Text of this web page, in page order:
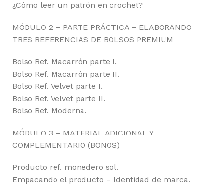
¿Cómo leer un patrón en crochet?
MÓDULO 2 – PARTE PRÁCTICA – ELABORANDO
TRES REFERENCIAS DE BOLSOS PREMIUM
Bolso Ref. Macarrón parte I.
Bolso Ref. Macarrón parte II.
Bolso Ref. Velvet parte I.
Bolso Ref. Velvet parte II.
Bolso Ref. Moderna.
MÓDULO 3 – MATERIAL ADICIONAL Y
COMPLEMENTARIO (BONOS)
Producto ref. monedero sol.
Empacando el producto – Identidad de marca.